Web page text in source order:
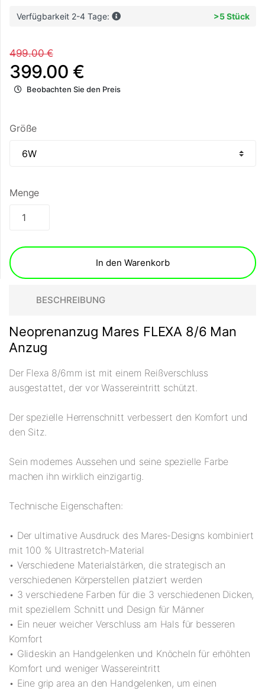
Verfügbarkeit 2-4 Tage: >5 Stück
499.00 €
399.00 €
Beobachten Sie den Preis
Größe
Menge
In den Warenkorb
BESCHREIBUNG
Neoprenanzug Mares FLEXA 8/6 Man
Anzug
Der Flexa 8/6mm ist mit einem Reißverschluss
ausgestattet, der vor Wassereintritt schützt.
Der spezielle Herrenschnitt verbessert den Komfort und
den Sitz.
Sein modernes Aussehen und seine spezielle Farbe
machen ihn wirklich einzigartig.
Technische Eigenschaften:
• Der ultimative Ausdruck des Mares-Designs kombiniert
mit 100 % Ultrastretch-Material
• Verschiedene Materialstärken, die strategisch an
verschiedenen Körperstellen platziert werden
• 3 verschiedene Farben für die 3 verschiedenen Dicken,
mit speziellem Schnitt und Design für Männer
• Ein neuer weicher Verschluss am Hals für besseren
Komfort
• Glideskin an Handgelenken und Knöcheln für erhöhten
Komfort und weniger Wassereintritt
• Eine grip area an den Handgelenken, um einen